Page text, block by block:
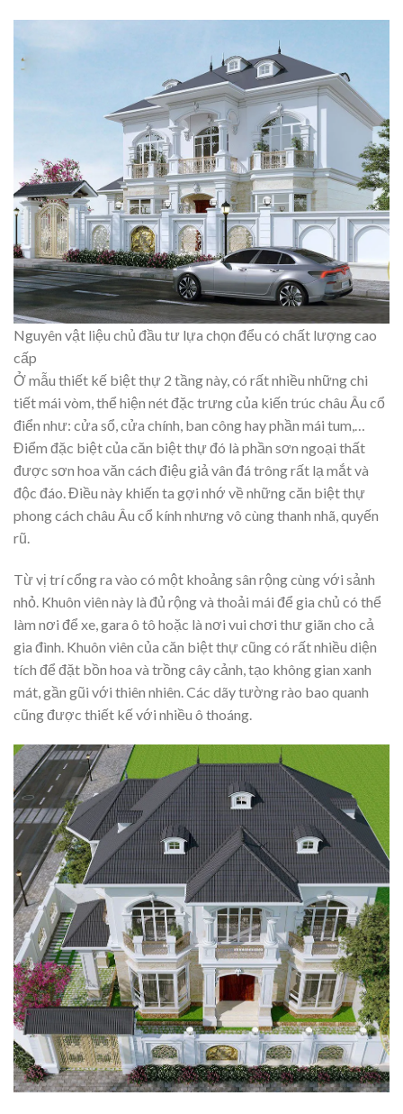
Nguyên vật liệu chủ đầu tư lựa chọn đểu có chất lượng cao
cấp
Ở mẫu thiết kế biệt thự 2 tầng này, có rất nhiều những chi
tiết mái vòm, thể hiện nét đặc trưng của kiến trúc châu Âu cổ
điển như: cửa sổ, cửa chính, ban công hay phần mái tum,…
Điểm đặc biệt của căn biệt thự đó là phần sơn ngoại thất
được sơn hoa văn cách điệu giả vân đá trông rất lạ mắt và
độc đáo. Điều này khiến ta gợi nhớ về những căn biệt thự
phong cách châu Âu cổ kính nhưng vô cùng thanh nhã, quyến
rũ.
Từ vị trí cổng ra vào có một khoảng sân rộng cùng với sảnh
nhỏ. Khuôn viên này là đủ rộng và thoải mái để gia chủ có thể
làm nơi để xe, gara ô tô hoặc là nơi vui chơi thư giãn cho cả
gia đình. Khuôn viên của căn biệt thự cũng có rất nhiều diện
tích để đặt bồn hoa và trồng cây cảnh, tạo không gian xanh
mát, gần gũi với thiên nhiên. Các dãy tường rào bao quanh
cũng được thiết kế với nhiều ô thoáng.